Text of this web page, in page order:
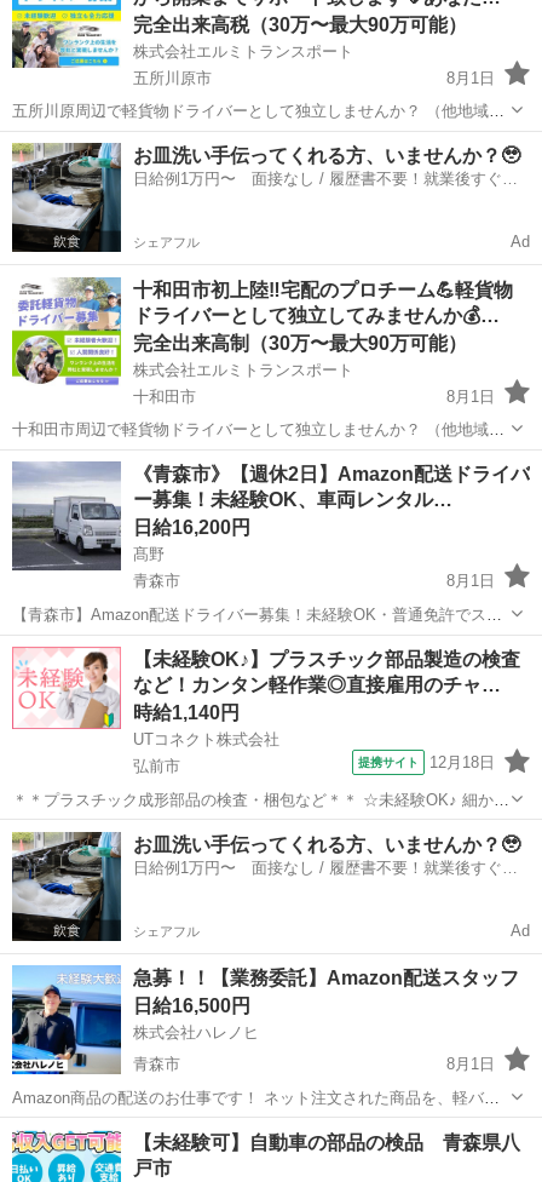
完全出来高税（30万〜最大90万可能）
株式会社エルミトランスポート
五所川原市
8月1日
五所川原周辺で軽貨物ドライバーとして独立しませんか？ （他地域、
他県でもご要望に合わせてご提案させて頂きます） 転職から開業まで
サポート致します（開業実績100台以上） 大手運送会社との提携によ
り安定的な売上が見込めます お...
青森 五所川原市 物流 積み込み
お皿洗い手伝ってくれる方、いませんか？🥹
日給例1万円〜 面接なし / 履歴書不要！就業後すぐに
シェアフル Ad
十和田市初上陸‼️宅配のプロチーム💪軽貨物
ドライバーとして独立してみませんか💰…
完全出来高制（30万〜最大90万可能）
株式会社エルミトランスポート
十和田市
8月1日
十和田市周辺で軽貨物ドライバーとして独立しませんか？ （他地域、
他県でもご要望に合わせてご提案させて頂きます） 転職から開業まで
サポート致します （開業実績100台以上） 大手運送会社との提携によ
り安定的な売上が見込めます ...
青森 十和田市 物流 貨物
《青森市》【週休2日】Amazon配送ドライバ
ー募集！未経験OK、車両レンタル…
日給16,200円
髙野
青森市
8月1日
【青森市】Amazon配送ドライバー募集！未経験OK・普通免許でスタ
ート！ 〖★週休2日制でプライベートも充実★〗 「稼げる」軽貨物ド
ライバー！青森県青森市で新しいキャリアを始めませんか？普通免許
があれば学歴・職歴・年齢...
青森 青森市 ドライバー Amazon
【未経験OK♪】プラスチック部品製造の検査
など！カンタン軽作業◎直接雇用のチャ…
時給1,140円
UTコネクト株式会社
弘前市
提携サイト 12月18日
＊＊プラスチック成形部品の検査・梱包など＊＊ ☆未経験OK♪ 細かい
作業がお好きな方にピッタリ！ 20代～40代の男女活躍中◎ ＜具体的
には…＞ 【袋詰め工程】 ①製造された製品の検査 →拡大鏡や目視で
検査 →変形や製品...
青森 弘前市 倉庫
お皿洗い手伝ってくれる方、いませんか？🥹
日給例1万円〜 面接なし / 履歴書不要！就業後すぐに
シェアフル Ad
急募！！【業務委託】Amazon配送スタッフ
日給16,500円
株式会社ハレノヒ
青森市
8月1日
Amazon商品の配送のお仕事です！ ネット注文された商品を、軽バン
（軽自動車）でお客様宅へ配送していただきます。 置き配メインのた
め、対面対応は少なめです。 専用アプリを使用するので、土地勘がな
い方でも安心して配送でき...
青森 青森市 配送 スタッフ
【未経験可】自動車の部品の検品 青森県八
戸市